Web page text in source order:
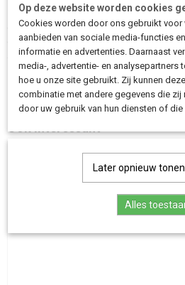
Zoek je betrouwbare pedalen voor je
en lang meegaan? Met deze pedalen rijd je
ook onderweg bent.
Op deze website worden cookies
Cookies worden door ons gebruikt voor
aanbieden van sociale media-functies
informatie en advertenties. Daarnaast
media-, advertentie- en
hoe u onze site gebruikt. Zij kunnen
combinatie met andere gegevens die
door uw gebruik van hun diensten of die
Later opnieuw tonen
Alles